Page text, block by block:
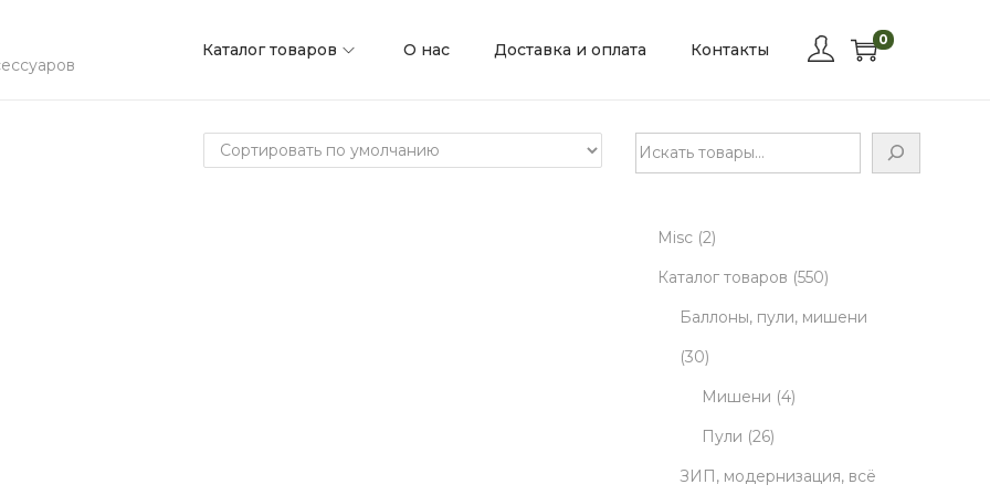
Каталог товаров О нас Доставка и оплата Контакты
0
П
о
Misc 22
p
r
d
u
c
Каталог товаров 5505
5
o
Баллоны, пули, мишени
303
0
p
r
Мишени 44
r
Пули 262
6
ЗИП, модернизация, всё